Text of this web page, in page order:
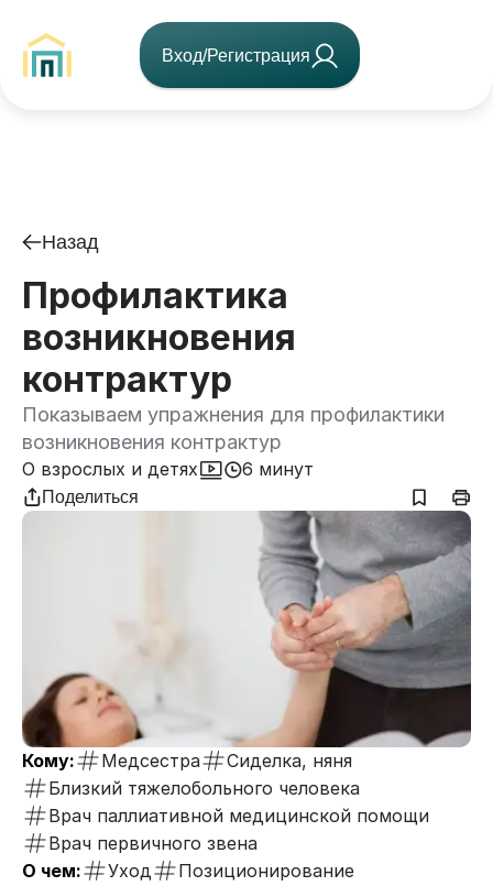
Вход/Регистрация
Назад
Профилактика
возникновения
контрактур
Показываем упражнения для профилактики
возникновения контрактур
О взрослых и детях 6 минут
Поделиться
Кому: Медсестра
Сиделка, няня
Близкий тяжелобольного человека
Врач паллиативной медицинской помощи
Врач первичного звена
О чем:
Уход
Позиционирование